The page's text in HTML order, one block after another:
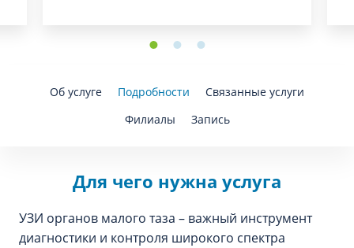
Об услуге Подробности
Связанные услуги
Филиалы
Запись
Для чего нужна услуга
УЗИ органов малого таза – важный инструмент
диагностики и контроля широкого спектра